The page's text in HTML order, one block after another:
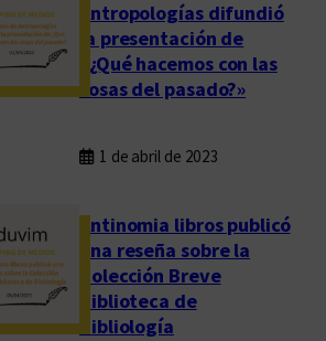
Antropologías difundió
la presentación de
«¿Qué hacemos con las
cosas del pasado?»
1 de abril de 2023
Antinomia libros publicó
una reseña sobre la
Colección Breve
Biblioteca de
Bibliología